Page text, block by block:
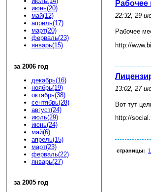
июнь(20)
май(12)
апрель(17)
март(20)
ферваль(23)
январь(15)
за 2006 год
декабрь(16)
ноябрь(19)
октябрь(38)
сентябрь(28)
август(24)
июль(29)
июнь(24)
май(6)
апрель(15)
март(23)
ферваль(22)
январь(27)
за 2005 год
22:32, 29
Рабочее
http://
13:02, 27
Вот тут
http://
страницы: 1